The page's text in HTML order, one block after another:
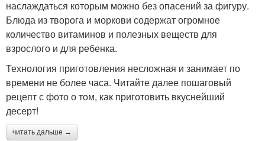
наслаждаться которым можно без опасений за фигуру.
Блюда из творога и моркови содержат огромное
количество витаминов и полезных веществ для
взрослого и для ребенка.
Технология приготовления несложная и занимает по
времени не более часа. Читайте далее пошаговый
рецепт с фото о том, как приготовить вкуснейший
десерт!
читать дальше →